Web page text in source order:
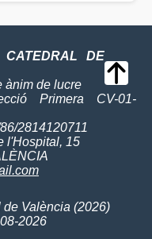
DE
ànim de lucre
Primera CV-01-
2814120711
l'Hospital, 15
València (2026)
2026